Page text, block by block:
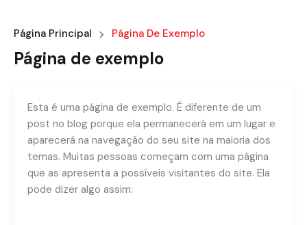
Página Principal Página De Exemplo
Página de exemplo
Esta é uma página de exemplo. É diferente de um
post no blog porque ela permanecerá em um lugar e
aparecerá na navegação do seu site na maioria dos
temas. Muitas pessoas começam com uma página
que as apresenta a possíveis visitantes do site. Ela
pode dizer algo assim: